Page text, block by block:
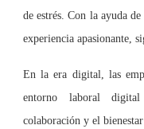
de estrés. Con la ayuda
experiencia apasionante,
En la era digital, las
entorno laboral
colaboración y el